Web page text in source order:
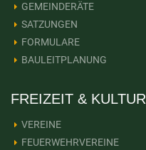
GEMEINDERÄTE
SATZUNGEN
FORMULARE
BAULEITPLANUNG
FREIZEIT & KULTUR
VEREINE
FEUERWEHRVEREINE